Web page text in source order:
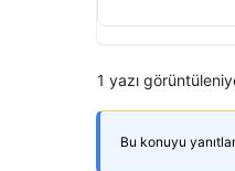
1 yazı
Bu konuyu